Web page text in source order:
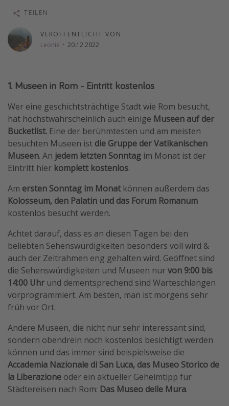
Hotels am Achensee
Weitere Themen
Familienurlaub in der Türkei
Bahnreisen in der Schweiz
Reisepassfreie Reiseziele
Travel Know How
Silvesterreisen
Last Minute Urlaub Deutschland
VERÖFFENTLICHT VON
Leonie · 20.12.2022
TEILEN
1. Museen in Rom - Eintritt kostenlos
Wer eine geschichtsträchtige Stadt wie Rom besucht,
hat höchstwahrscheinlich auch einige Museen auf der
Bucketlist. Eine der berühmtesten und am meisten
besuchten Museen ist die Gruppe der Vatikanischen
Museen. An jedem letzten Sonntag im Monat ist der
Eintritt hier komplett kostenlos.
Am ersten Sonntag im Monatkönnen außerdem das
Kolosseum, den Palatin und das Forum Romanum
kostenlos besucht werden.
Achtet darauf, dass es an diesen Tagen bei den
beliebten Sehenswürdigkeiten besonders voll wird &
auch der Zeitrahmen eng gehalten wird. Geöffnet sind
die Sehenswürdigkeiten und Museen nurvon 9:00 bis
14:00 Uhr und dementsprechend sind Warteschlangen
vorprogrammiert. Am besten, man ist morgens sehr
früh vor Ort.
Andere Museen, die nicht nur sehr interessant sind,
sondern obendrein noch kostenlos besichtigt werden
können und das immer sind beispielsweise die
Accademia Nazionale di San Luca, das Museo Storico de
la Liberazione oder ein aktueller Geheimtipp für
Städtereisen nach Rom: Das Museo delle Mura.